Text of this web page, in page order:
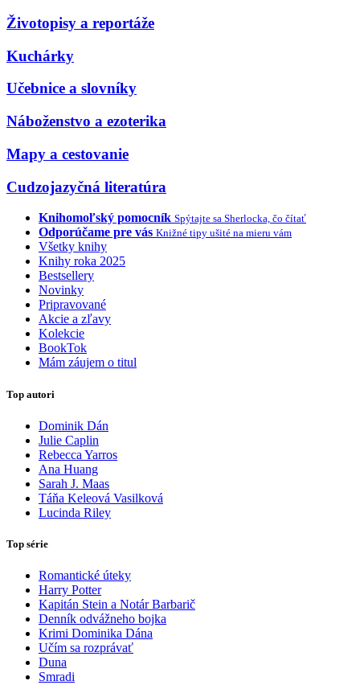
Životopisy a reportáže
Kuchárky
Učebnice a slovníky
Náboženstvo a ezoterika
Mapy a cestovanie
Cudzojazyčná literatúra
Knihomoľský pomocník Spýtajte sa Sherlocka, čo čítať
Odporúčame pre vás Knižné tipy ušité na mieru vám
Všetky knihy
Knihy roka 2025
Bestsellery
Novinky
Pripravované
Akcie a zľavy
Kolekcie
BookTok
Mám záujem o titul
Top autori
Dominik Dán
Julie Caplin
Rebecca Yarros
Ana Huang
Sarah J. Maas
Táňa Keleová Vasilková
Lucinda Riley
Top série
Romantické úteky
Harry Potter
Kapitán Stein a Notár Barbarič
Denník odvážneho bojka
Krimi Dominika Dána
Učím sa rozprávať
Duna
Smradi